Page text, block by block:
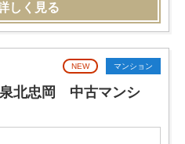
しく見る
NEW マンション
北忠岡 中古マンシ